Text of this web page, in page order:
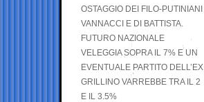
OSTAGGIO DEI FILO-PUTINIANI
VANNACCI E DI BATTISTA.
FUTURO NAZIONALE
VELEGGIA SOPRA IL 7% E UN
EVENTUALE PARTITO DELL’EX
GRILLINO VARREBBE TRA IL 2
E IL 3.5%